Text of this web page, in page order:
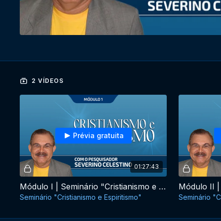
2 VÍDEOS
01:27:43
Prévia gratuita
Módulo I | Seminário "Cristianismo e Espiritismo"
Seminário "Cristianismo e Espiritismo" Seminário